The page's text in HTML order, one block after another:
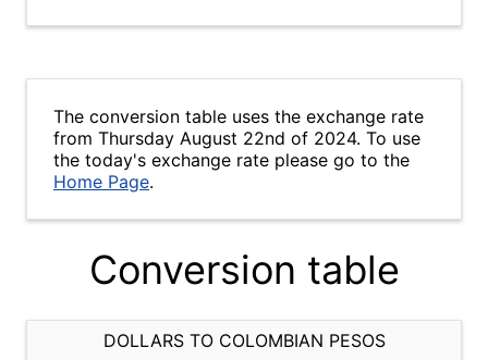
The conversion table uses the exchange rate
from Thursday August 22nd of 2024. To use
the today's exchange rate please go to the
Home Page.
Conversion table
DOLLARS TO COLOMBIAN PESOS